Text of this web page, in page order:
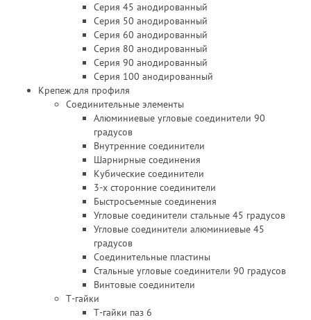
Серия 45 анодированный
Серия 50 анодированный
Серия 60 анодированный
Серия 80 анодированный
Серия 90 анодированный
Серия 100 анодированный
Крепеж для профиля
Соединительные элементы
Алюминиевые угловые соединители 90
градусов
Внутренние соединители
Шарнирные соединения
Кубические соединители
3-х сторонние соединители
Быстросъемные соединения
Угловые соединители стальные 45 градусов
Угловые соединители алюминиевые 45
градусов
Соединительные пластины
Стальные угловые соединители 90 градусов
Винтовые соединители
Т-гайки
Т-гайки паз 6